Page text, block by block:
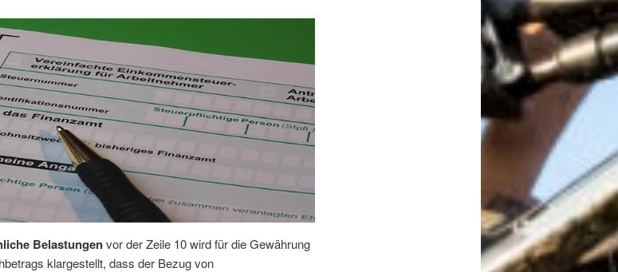
Belastungenvor der Zeile 10 wird für die Gewährung
klargestellt, dass der Bezug von